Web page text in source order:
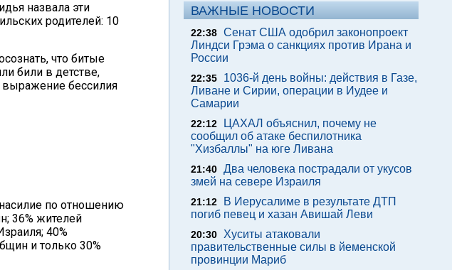
назвала эти
родителей: 10
что битые
били в детстве,
выражение бессилия
по отношению
36% жителей
40%
и только 30%
ВАЖНЫЕ НОВОСТИ
22:38 Сенат США одобрил законопроект
Линдси Грэма о санкциях против Ирана и
России
22:35
1036-й день войны: действия в Газе,
Ливане и Сирии, операции в Иудее и
Самарии
22:12
ЦАХАЛ объяснил, почему не
сообщил об атаке беспилотника
"Хизбаллы" на юге Ливана
21:40 Два человека пострадали от укусов
змей на севере Израиля
21:12
В Иерусалиме в результате ДТП
погиб певец и хазан Авишай Леви
20:30
Хуситы атаковали
правительственные силы в йеменской
провинции Мариб